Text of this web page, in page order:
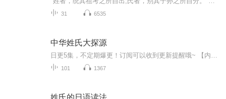
31 6535
中华姓氏大探源
101 1367
姓氏的日语读法